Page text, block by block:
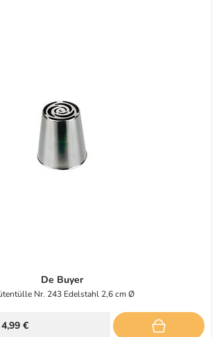
De Buyer
Nr. 243 Edelstahl 2,6 cm Ø
4,99 €